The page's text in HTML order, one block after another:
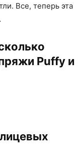
Все, теперь эта
Puffy и